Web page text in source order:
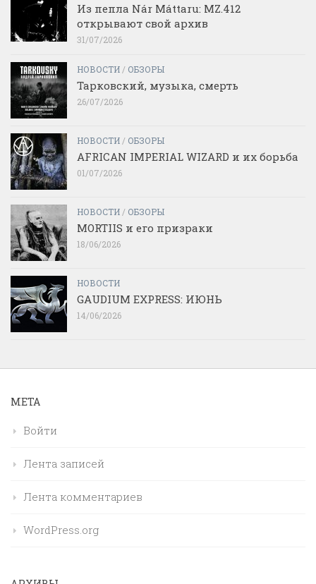
Из пепла Nár Máttaru: MZ.412
открывают свой архив
31/07/2026
НОВОСТИ / ОБЗОРЫ
Тарковский, музыка, смерть
26/07/2026
НОВОСТИ / ОБЗОРЫ
AFRICAN IMPERIAL WIZARD и их борьба
01/07/2026
НОВОСТИ / ОБЗОРЫ
MORTIIS и его призраки
18/06/2026
НОВОСТИ
GAUDIUM EXPRESS: ИЮНЬ
14/06/2026
МЕТА
Войти
Лента записей
Лента комментариев
WordPress.org